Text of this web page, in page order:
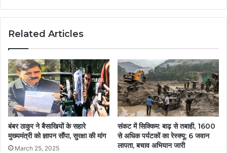
Related Articles
बंबर ठाकुर ने बैसाखियों के सहारे
मुख्यमंत्री को ज्ञापन सौंपा, सुरक्षा की मांग
March 25, 2025
संकट में सिक्किम: बाढ़ से तबाही, 1600
से अधिक पर्यटकों का रेस्क्यू; 6 जवान
लापता, बचाव अभियान जारी